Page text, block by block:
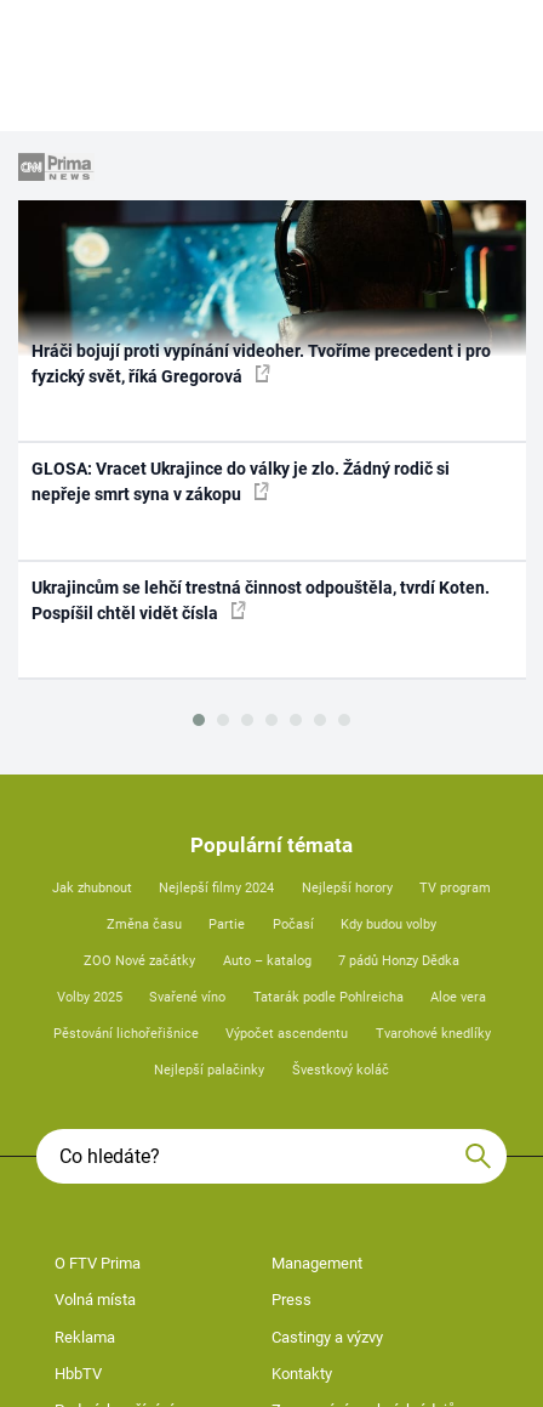
Hráči bojují proti vypínání videoher. Tvoříme precedent i pro
fyzický svět, říká Gregorová
GLOSA: Vracet Ukrajince do války je zlo. Žádný rodič si
nepřeje smrt syna v zákopu
Ukrajincům se lehčí trestná činnost odpouštěla, tvrdí Koten.
Pospíšil chtěl vidět čísla
Populární témata
Jak zhubnout Nejlepší filmy 2024 Nejlepší horory TV program
Změna času Partie Počasí Kdy budou volby
ZOO Nové začátky Auto – katalog 7 pádů Honzy Dědka
Volby 2025 Svařené víno Tatarák podle Pohlreicha Aloe vera
Pěstování lichořeřišnice Výpočet ascendentu Tvarohové knedlíky
Nejlepší palačinky Švestkový koláč
O FTV Prima Management
Volná místa Press
Reklama Castingy a výzvy
HbbTV Kontakty